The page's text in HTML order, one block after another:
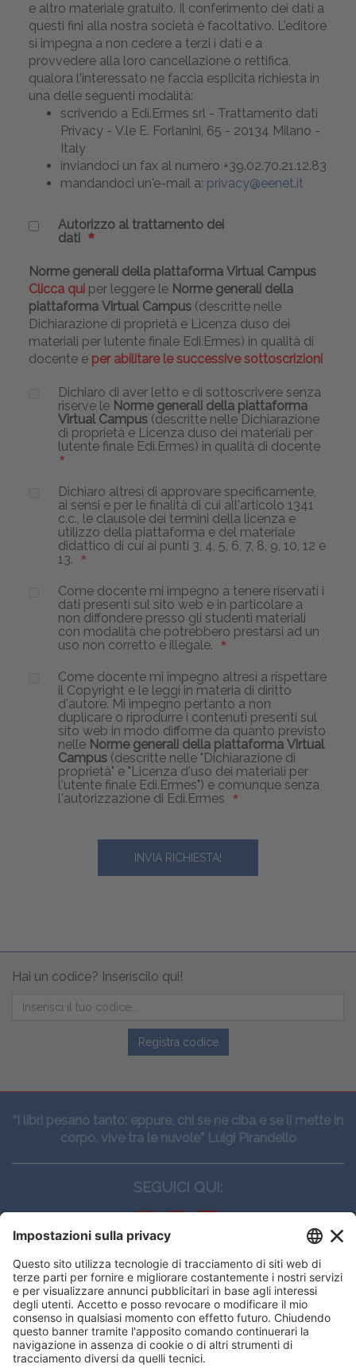
e altro materiale gratuito. Il conferimento dei dati a
questi fini alla nostra società è facoltativo. L'editore
si impegna a non cedere a terzi i dati e a
provvedere alla loro cancellazione o rettifica,
qualora l'interessato ne faccia esplicita richiesta in
una delle seguenti modalità:
scrivendo a Edi.Ermes srl - Trattamento dati
Privacy - V.le E. Forlanini, 65 - 20134 Milano -
Italy
inviandoci un fax al numero +39.02.70.21.12.83
mandandoci un'e-mail a: privacy@eenet.it
Autorizzo al trattamento dei
dati
Norme generali della piattaforma Virtual Campus
Clicca qui per leggere le Norme generali della
piattaforma Virtual Campus(descritte nelle
Dichiarazione di proprietà e Licenza duso dei
materiali per lutente finale Edi.Ermes) in qualità di
docente e per abilitare le successive sottoscrizioni
Dichiaro di aver letto e di sottoscrivere senza
riserve le Norme generali della piattaforma
Virtual Campus(descritte nelle Dichiarazione
di proprietà e Licenza duso dei materiali per
lutente finale Edi.Ermes) in qualità di docente
Dichiaro altresì di approvare specificamente,
ai sensi e per le finalità di cui all'articolo 1341
c.c., le clausole dei termini della licenza e
utilizzo della piattaforma e del materiale
didattico di cui ai punti 3, 4, 5, 6, 7, 8, 9, 10, 12 e
13.
Come docente mi impegno a tenere riservati i
dati presenti sul sito web e in particolare a
non diffondere presso gli studenti materiali
con modalità che potrebbero prestarsi ad un
uso non corretto e illegale.
Come docente mi impegno altresì a rispettare
il Copyright e le leggi in materia di diritto
d'autore. Mi impegno pertanto a non
duplicare o riprodurre i contenuti presenti sul
sito web in modo difforme da quanto previsto
nelle Norme generali della piattaforma Virtual
Campus(descritte nelle "Dichiarazione di
proprietà" e "Licenza d'uso dei materiali per
l'utente finale Edi.Ermes") e comunque senza
l'autorizzazione di Edi.Ermes
Hai un codice? Inseriscilo qui!
Registra codice
“I libri pesano tanto: eppure, chi se ne ciba e se li mette in
corpo, vive tra le nuvole” Luigi Pirandello
SEGUICI QUI:
CONTATTI
Edi.Ermes srl
Viale E. Forlanini, 21 - 20134, Milano
(+39)027021121
E-mail:eeinfo@eenet.it